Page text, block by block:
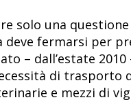
solo una
fermarsi per
– dall’estate 2010
di trasporto
e mezzi di